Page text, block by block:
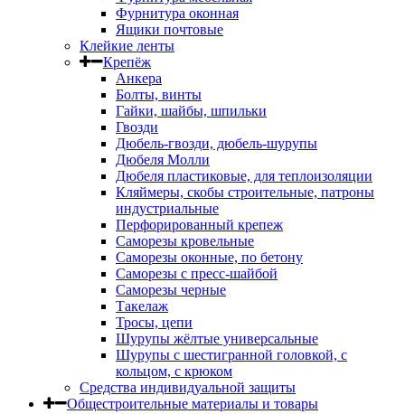
Фурнитура оконная
Ящики почтовые
Клейкие ленты
Крепёж
Анкера
Болты, винты
Гайки, шайбы, шпильки
Гвозди
Дюбель-гвозди, дюбель-шурупы
Дюбеля Молли
Дюбеля пластиковые, для теплоизоляции
Кляймеры, скобы строительные, патроны
индустриальные
Перфорированный крепеж
Саморезы кровельные
Саморезы оконные, по бетону
Саморезы с пресс-шайбой
Саморезы черные
Такелаж
Тросы, цепи
Шурупы жёлтые универсальные
Шурупы с шестигранной головкой, с
кольцом, с крюком
Средства индивидуальной защиты
Общестроительные материалы и товары